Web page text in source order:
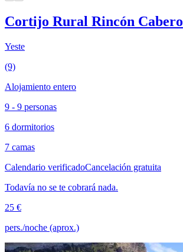
Cortijo Rural Rincón Cabero
Yeste
(9)
Alojamiento entero
9 - 9 personas
6 dormitorios
7 camas
Calendario verificadoCancelación gratuita
Todavía no se te cobrará nada.
25 €
pers./noche (aprox.)